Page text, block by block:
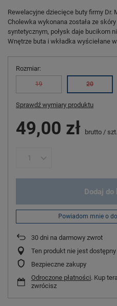
Rewelacyjne dziecięce buty firmy Dr.
Cholewka wykonana została ze
syntetycznym, połysk daje bucikom
Wnętrze buta i wkładka wyściełane
Rozmiar
19 20
Sprawdź wymiary produktu
49,00 zł brutto / szt.
Dodaj do
Powiadom mnie o
30 dni na darmowy zwrot
Ten produkt nie jest
Bezpieczne zakupy
Odroczone płatności. Kup
zwrócisz